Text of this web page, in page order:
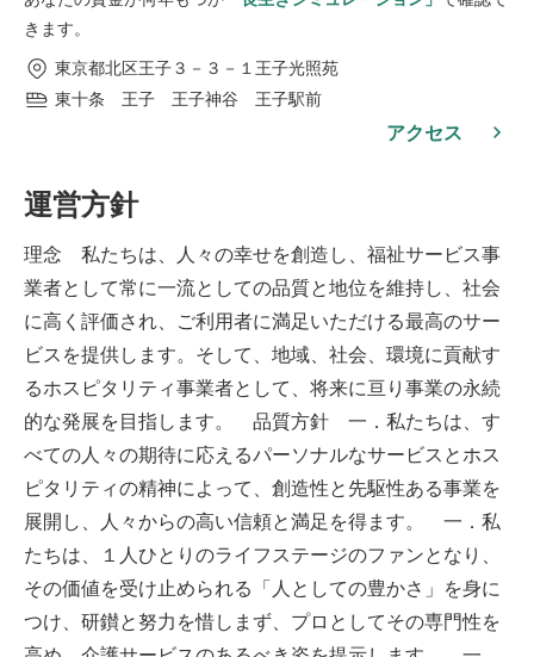
きます。
東京都北区王子３－３－１王子光照苑
東十条 王子 王子神谷 王子駅前
アクセス
運営方針
理念 私たちは、人々の幸せを創造し、福祉サービス事
業者として常に一流としての品質と地位を維持し、社会
に高く評価され、ご利用者に満足いただける最高のサー
ビスを提供します。そして、地域、社会、環境に貢献す
るホスピタリティ事業者として、将来に亘り事業の永続
的な発展を目指します。 品質方針 一．私たちは、す
べての人々の期待に応えるパーソナルなサービスとホス
ピタリティの精神によって、創造性と先駆性ある事業を
展開し、人々からの高い信頼と満足を得ます。 一．私
たちは、１人ひとりのライフステージのファンとなり、
その価値を受け止められる「人としての豊かさ」を身に
つけ、研鑚と努力を惜しまず、プロとしてその専門性を